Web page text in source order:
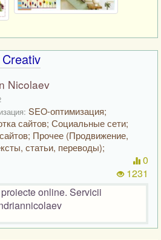
Nicolaev
SEO-оптимизация;
сайтов; Социальные сети;
Прочее (Продвижение,
статьи, переводы);
0
1231
online. Servicii